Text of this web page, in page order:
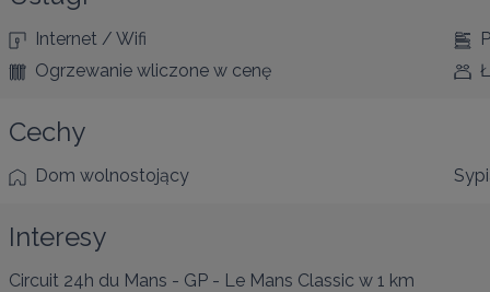
Internet / Wifi
Ogrzewanie wliczone w cenę
Cechy
Dom wolnostojący
Interesy
Circuit 24h du Mans - GP - Le Mans Classic w 1 km